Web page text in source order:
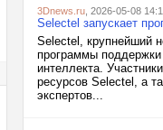
3Dnews.ru , 2026-05-08
Selectel запускает
Selectel, крупнейший
программы
интеллекта.
ресурсов Selectel, а
экспертов...